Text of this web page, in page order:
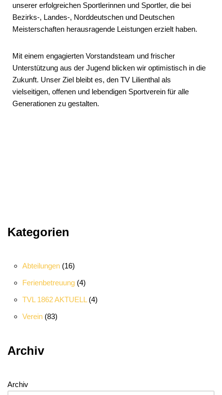
unserer erfolgreichen Sportlerinnen und Sportler, die bei
Bezirks-, Landes-, Norddeutschen und Deutschen
Meisterschaften herausragende Leistungen erzielt haben.
Mit einem engagierten Vorstandsteam und frischer
Unterstützung aus der Jugend blicken wir optimistisch in die
Zukunft. Unser Ziel bleibt es, den TV Lilienthal als
vielseitigen, offenen und lebendigen Sportverein für alle
Generationen zu gestalten.
Kategorien
Abteilungen (16)
Ferienbetreuung (4)
TVL 1862 AKTUELL (4)
Verein (83)
Archiv
Archiv